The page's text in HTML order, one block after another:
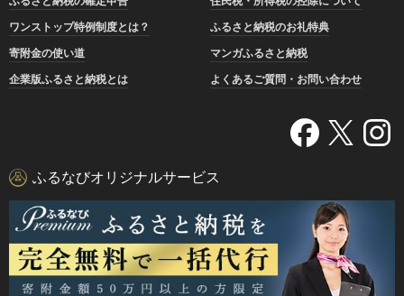
ワンストップ特例制度とは？
ふるさと納税のお礼特典
寄附金の使い道
マンガふるさと納税
企業版ふるさと納税とは
よくあるご質問・お問い合わせ
ふるなびオリジナルサービス